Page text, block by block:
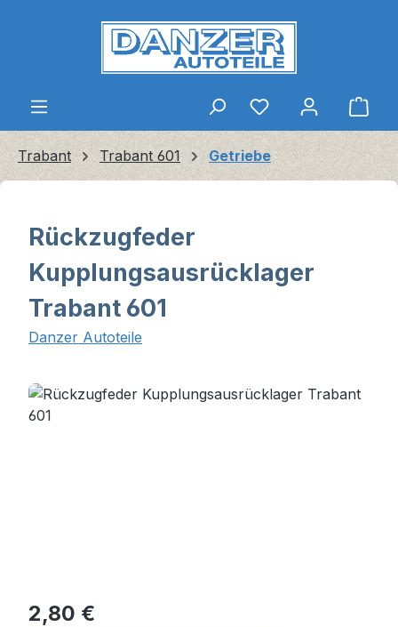
Zum Hauptinhalt springen
Trabant Trabant 601 Getriebe
Rückzugfeder
Kupplungsausrücklager
Trabant 601
Danzer Autoteile
Bildergalerie überspringen
Regulärer Preis:
2,80 €